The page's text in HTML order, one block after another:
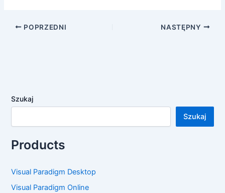
POPRZEDNI NASTĘPNY
Szukaj
Szukaj
Products
Visual Paradigm Desktop
Visual Paradigm Online